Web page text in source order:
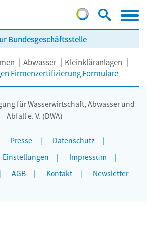
Bundesgeschäftsstelle
Abwasser
Kleinkläranlagen
Firmenzertifizierung Formulare
für Wasserwirtschaft, Abwasser und
Abfall e. V. (DWA)
Presse
Datenschutz
Einstellungen
Impressum
AGB Kontakt Newsletter